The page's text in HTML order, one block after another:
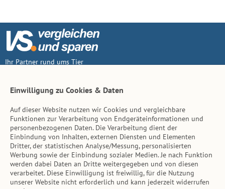
Ihr Partner rund ums Tier
Inhalt
Tierarzt-Suche
Hinweise
AGB
Einwilligung zu Cookies & Daten
Auf dieser Website nutzen wir Cookies und vergleichbare
Funktionen zur Verarbeitung von Endgeräteinformationen und
personenbezogenen Daten. Die Verarbeitung dient der
Einbindung von Inhalten, externen Diensten und Elementen
Dritter, der statistischen Analyse/Messung, personalisierten
Werbung sowie der Einbindung sozialer Medien. Je nach Funktion
werden dabei Daten an Dritte weitergegeben und von diesen
verarbeitet. Diese Einwilligung ist freiwillig, für die Nutzung
unserer Website nicht erforderlich und kann jederzeit widerrufen